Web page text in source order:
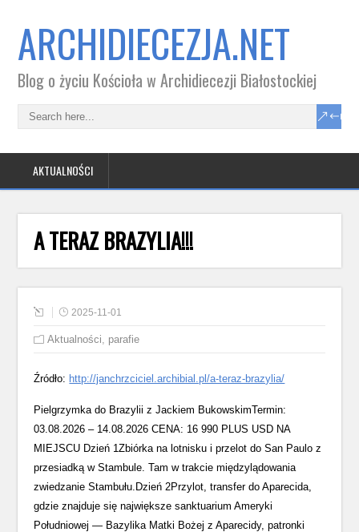
ARCHIDIECEZJA.NET
Blog o życiu Kościoła w Archidiecezji Białostockiej
AKTUALNOŚCI
A TERAZ BRAZYLIA!!!
2025-11-01
Aktualności, parafie
Źródło: http://janchrzciciel.archibial.pl/a-teraz-brazylia/
Pielgrzymka do Brazylii z Jackiem BukowskimTermin:
03.08.2026 – 14.08.2026 CENA: 16 990 PLUS USD NA
MIEJSCU Dzień 1Zbiórka na lotnisku i przelot do San Paulo z
przesiadką w Stambule. Tam w trakcie międzylądowania
zwiedzanie Stambułu.Dzień 2Przylot, transfer do Aparecida,
gdzie znajduje się największe sanktuarium Ameryki
Południowej — Bazylika Matki Bożej z Aparecidy, patronki